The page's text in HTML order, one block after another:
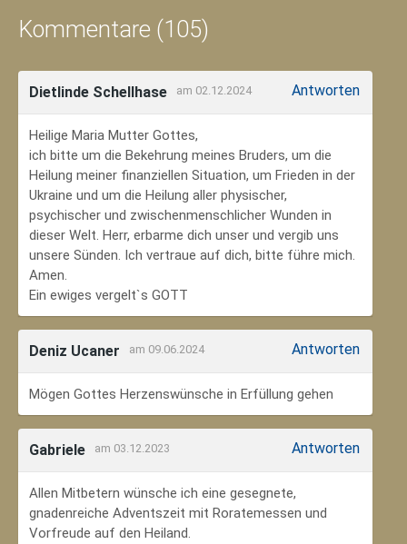
Kommentare (105)
Dietlinde Schellhase am 02.12.2024 Antworten
Heilige Maria Mutter Gottes,
ich bitte um die Bekehrung meines Bruders, um die
Heilung meiner finanziellen Situation, um Frieden in der
Ukraine und um die Heilung aller physischer,
psychischer und zwischenmenschlicher Wunden in
dieser Welt. Herr, erbarme dich unser und vergib uns
unsere Sünden. Ich vertraue auf dich, bitte führe mich.
Amen.
Ein ewiges vergelt`s GOTT
Deniz Ucaner am 09.06.2024 Antworten
Mögen Gottes Herzenswünsche in Erfüllung gehen
Gabriele am 03.12.2023 Antworten
Allen Mitbetern wünsche ich eine gesegnete,
gnadenreiche Adventszeit mit Roratemessen und
Vorfreude auf den Heiland.